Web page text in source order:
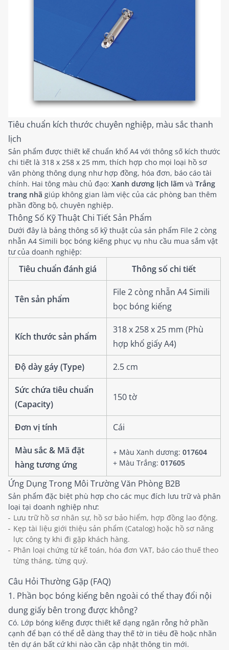
Tiêu chuẩn kích thước chuyên nghiệp, màu sắc thanh
lịch
Sản phẩm được thiết kế chuẩn khổ A4 với thông số kích thước
chi tiết là 318 x 258 x 25 mm, thích hợp cho mọi loại hồ sơ
văn phòng thông dụng như hợp đồng, hóa đơn, báo cáo tài
chính. Hai tông màu chủ đạo: Xanh dương lịch lãm và Trắng
trang nhã giúp không gian làm việc của các phòng ban thêm
phần đồng bộ, chuyên nghiệp.
Thông Số Kỹ Thuật Chi Tiết Sản Phẩm
Dưới đây là bảng thông số kỹ thuật của sản phẩm File 2 còng
nhẫn A4 Simili bọc bóng kiếng phục vụ nhu cầu mua sắm vật
tư của doanh nghiệp:
Tiêu chuẩn đánh giá Thông số chi tiết
Tên sản phẩm
File 2 còng nhẫn A4 Simili
bọc bóng kiếng
Kích thước sản phẩm
318 x 258 x 25 mm (Phù
hợp khổ giấy A4)
Độ dày gáy (Type) 2.5 cm
Sức chứa tiêu chuẩn
(Capacity)
150 tờ
Đơn vị tính Cái
Màu sắc & Mã đặt
hàng tương ứng
+ Màu Xanh dương: 017604
+ Màu Trắng: 017605
Ứng Dụng Trong Môi Trường Văn Phòng B2B
Sản phẩm đặc biệt phù hợp cho các mục đích lưu trữ và phân
loại tại doanh nghiệp như:
Lưu trữ hồ sơ nhân sự, hồ sơ bảo hiểm, hợp đồng lao động.
Kẹp tài liệu giới thiệu sản phẩm (Catalog) hoặc hồ sơ năng
lực công ty khi đi gặp khách hàng.
Phân loại chứng từ kế toán, hóa đơn VAT, báo cáo thuế theo
từng tháng, từng quý.
Câu Hỏi Thường Gặp (FAQ)
1. Phần bọc bóng kiếng bên ngoài có thể thay đổi nội
dung giấy bên trong được không?
Có. Lớp bóng kiếng được thiết kế dạng ngăn rỗng hở phần
cạnh để bạn có thể dễ dàng thay thế tờ in tiêu đề hoặc nhãn
tên dự án bất cứ khi nào cần cập nhật thông tin mới.